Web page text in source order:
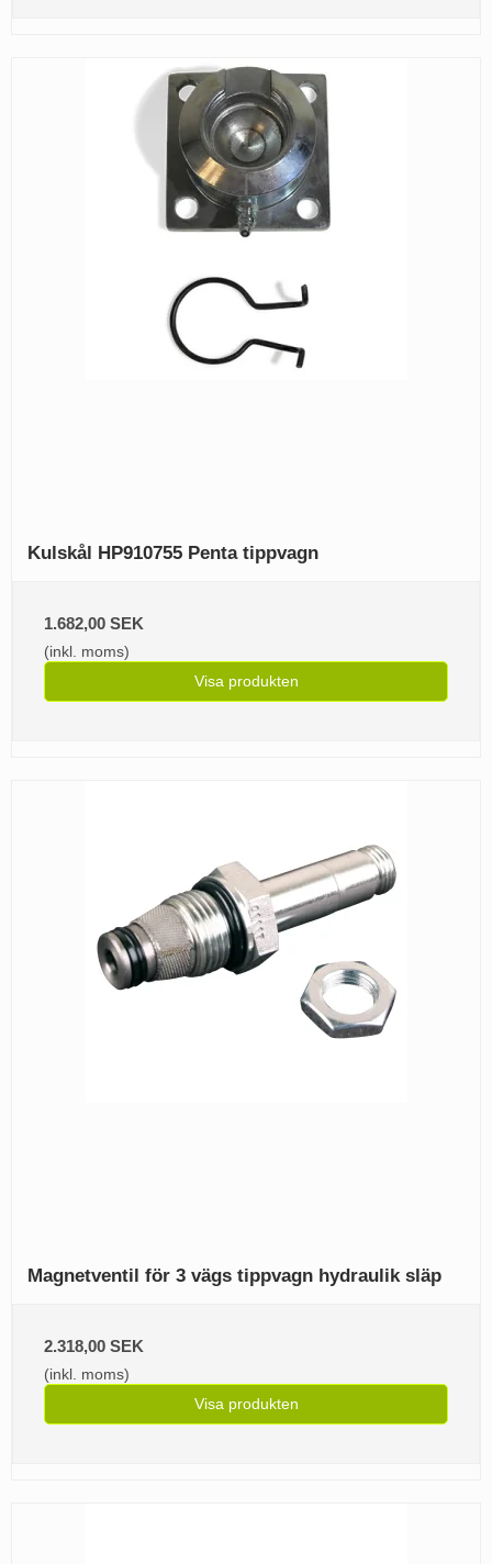
Kulskål HP910755 Penta tippvagn
1.682,00 SEK
(inkl. moms)
Visa produkten
Magnetventil för 3 vägs tippvagn hydraulik släp
2.318,00 SEK
(inkl. moms)
Visa produkten